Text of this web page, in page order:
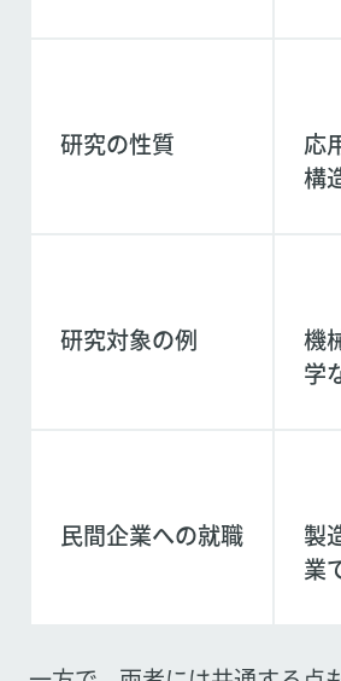
研究の性質
応
構
研究対象の例
機
学
民間企業への就職
製
業